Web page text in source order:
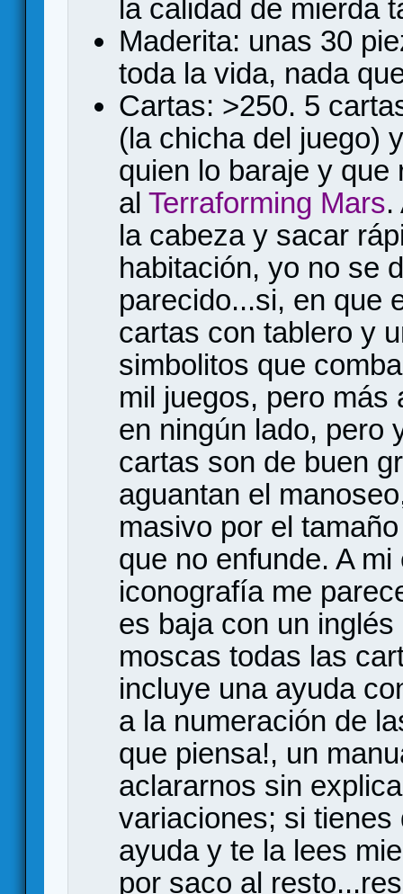
la calidad de mierda
Maderita: unas 30
toda la vida, nada
Cartas: >250. 5
(la chicha del juego)
quien lo baraje y
al Terraforming Mars.
la cabeza y sacar
habitación, yo no se
parecido...si, en que
cartas con tablero y
simbolitos que
mil juegos, pero más
en ningún lado, pero
cartas son de buen
aguantan el
masivo por el
que no enfunde. A
iconografía me
es baja con un
moscas todas las
incluye una ayuda
a la numeración de
que piensa!, un
aclararnos sin
variaciones; si
ayuda y te la lees
por saco al